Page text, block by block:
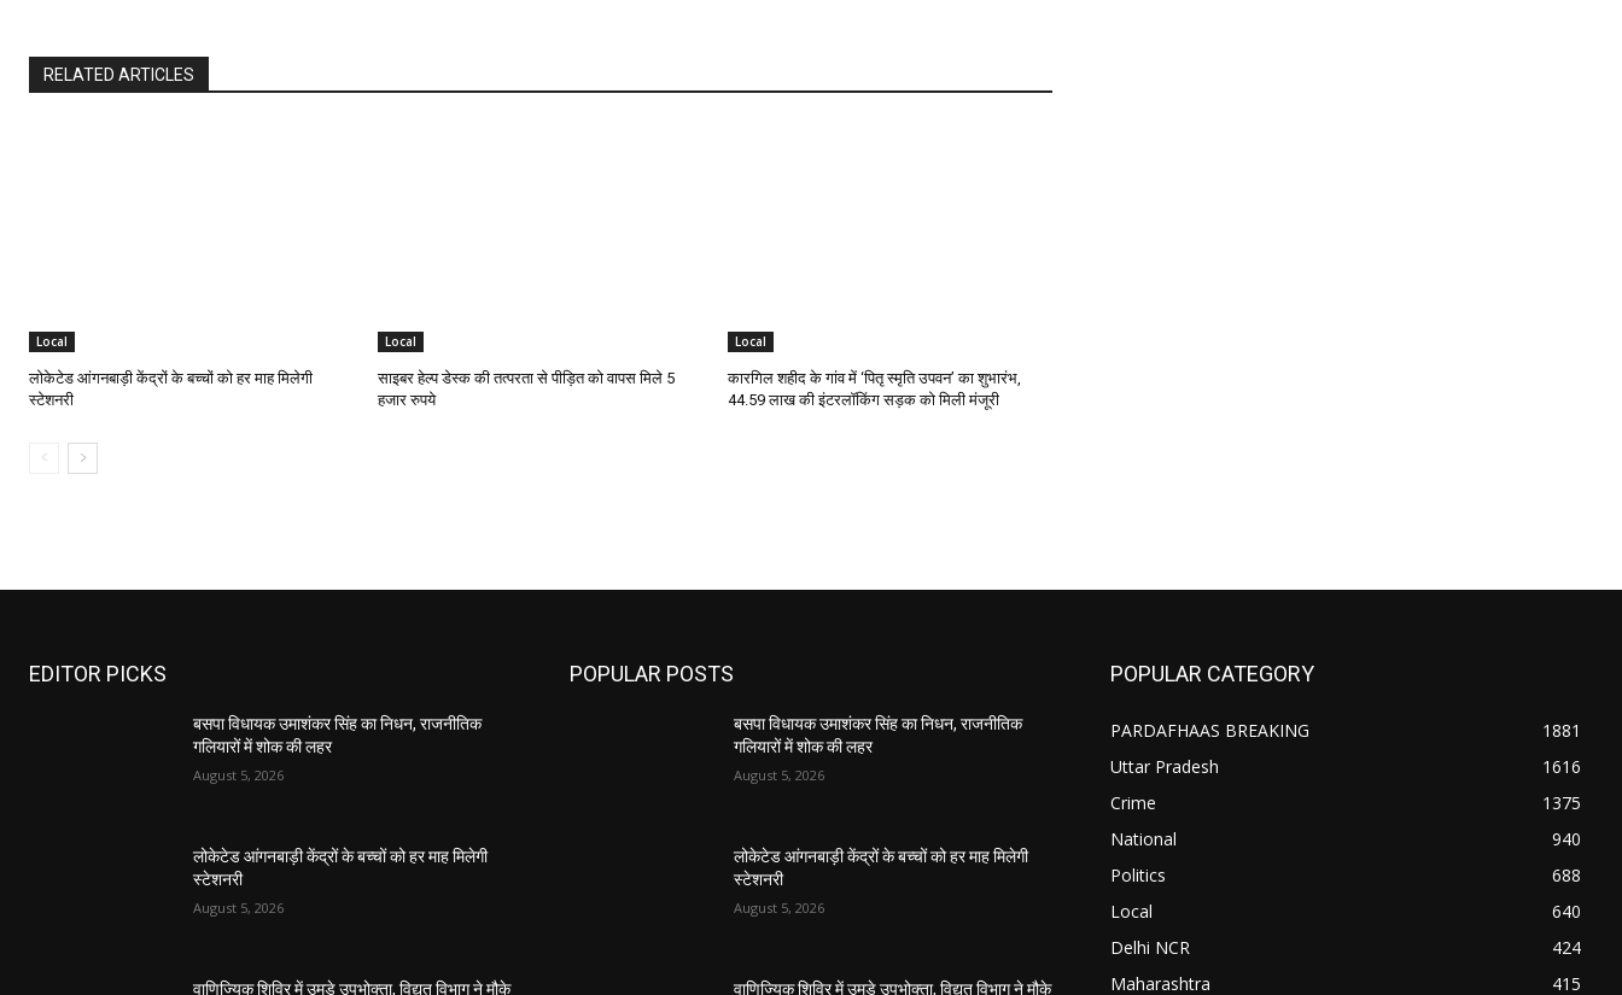
RELATED ARTICLES
Local
लोकेटेड आंगनबाड़ी केंद्रों के बच्चों को हर माह मिलेगी
स्टेशनरी
Local
साइबर हेल्प डेस्क की तत्परता से पीड़ित को वापस मिले 5
हजार रुपये
Local
कारगिल शहीद के गांव में ‘पितृ स्मृति उपवन’ का शुभारंभ,
44.59 लाख की इंटरलॉकिंग सड़क को मिली मंजूरी
EDITOR PICKS
बसपा विधायक उमाशंकर सिंह का निधन, राजनीतिक
गलियारों में शोक की लहर
August 5, 2026
लोकेटेड आंगनबाड़ी केंद्रों के बच्चों को हर माह मिलेगी
स्टेशनरी
August 5, 2026
वाणिज्यिक शिविर में उमड़े उपभोक्ता, विद्युत विभाग ने मौके
POPULAR POSTS
बसपा विधायक उमाशंकर सिंह का निधन, राजनीतिक
गलियारों में शोक की लहर
August 5, 2026
लोकेटेड आंगनबाड़ी केंद्रों के बच्चों को हर माह मिलेगी
स्टेशनरी
August 5, 2026
वाणिज्यिक शिविर में उमड़े उपभोक्ता, विद्युत विभाग ने मौके
POPULAR CATEGORY
PARDAFHAAS BREAKING
1881
Uttar Pradesh
1616
Crime
1375
National
940
Politics
688
Local
640
Delhi NCR
424
Maharashtra
415